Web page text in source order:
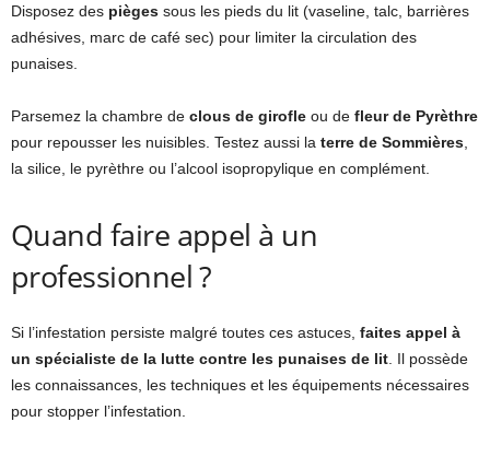
Disposez des pièges sous les pieds du lit (vaseline, talc, barrières
adhésives, marc de café sec) pour limiter la circulation des
punaises.
Parsemez la chambre de clous de girofle ou de fleur de Pyrèthre
pour repousser les nuisibles. Testez aussi la terre de Sommières
la silice, le pyrèthre ou l’alcool isopropylique en complément.
Quand faire appel à un
professionnel ?
Si l’infestation persiste malgré toutes ces astuces, faites appel à
un spécialiste de la lutte contre les punaises de lit . Il possède
les connaissances, les techniques et les équipements nécessaires
pour stopper l’infestation.